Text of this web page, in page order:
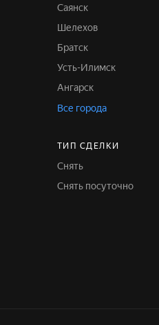
Саянск
Шелехов
Братск
Усть-Илимск
Ангарск
Все города
ТИП СДЕЛКИ
Снять
Снять посуточно